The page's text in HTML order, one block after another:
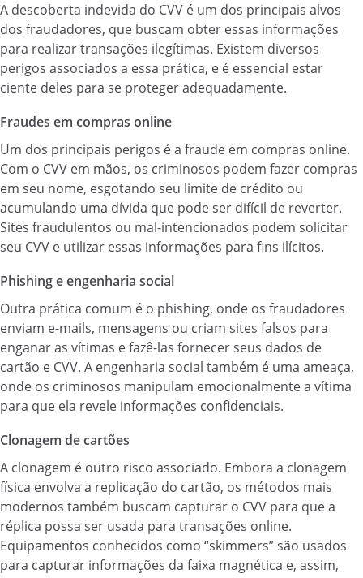
A descoberta indevida do CVV é um dos principais alvos
dos fraudadores, que buscam obter essas informações
para realizar transações ilegítimas. Existem diversos
perigos associados a essa prática, e é essencial estar
ciente deles para se proteger adequadamente.
Fraudes em compras online
Um dos principais perigos é a fraude em compras online.
Com o CVV em mãos, os criminosos podem fazer compras
em seu nome, esgotando seu limite de crédito ou
acumulando uma dívida que pode ser difícil de reverter.
Sites fraudulentos ou mal-intencionados podem solicitar
seu CVV e utilizar essas informações para fins ilícitos.
Phishing e engenharia social
Outra prática comum é o phishing, onde os fraudadores
enviam e-mails, mensagens ou criam sites falsos para
enganar as vítimas e fazê-las fornecer seus dados de
cartão e CVV. A engenharia social também é uma ameaça,
onde os criminosos manipulam emocionalmente a vítima
para que ela revele informações confidenciais.
Clonagem de cartões
A clonagem é outro risco associado. Embora a clonagem
física envolva a replicação do cartão, os métodos mais
modernos também buscam capturar o CVV para que a
réplica possa ser usada para transações online.
Equipamentos conhecidos como “skimmers” são usados
para capturar informações da faixa magnética e, assim,